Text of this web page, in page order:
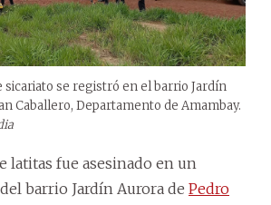
sicariato se registró en el barrio Jardín
Caballero, Departamento de Amambay.
latitas fue asesinado en un
barrio Jardín Aurora de Pedro